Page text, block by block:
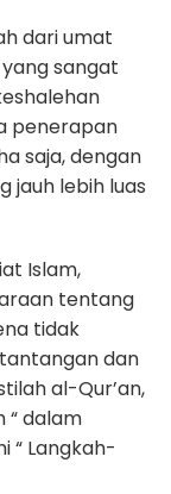
dari umat
sangat
penerapan
saja, dengan
jauh lebih luas
Islam,
tentang
tidak
dan
al-Qur’an,
“ dalam
“ Langkah-